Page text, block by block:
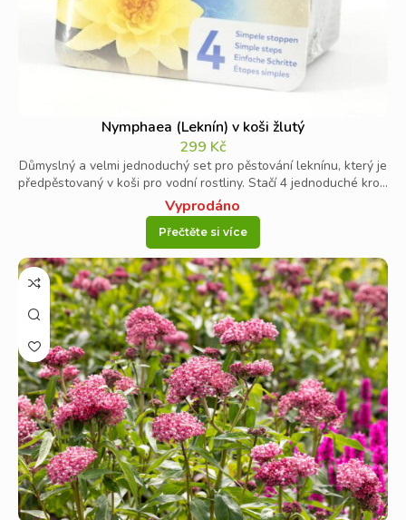
Nymphaea (Leknín) v koši žlutý
299 Kč
Důmyslný a velmi jednoduchý set pro pěstování leknínu, který je
předpěstovaný v koši pro vodní rostliny. Stačí 4 jednoduché kro...
Vyprodáno
Přečtěte si více